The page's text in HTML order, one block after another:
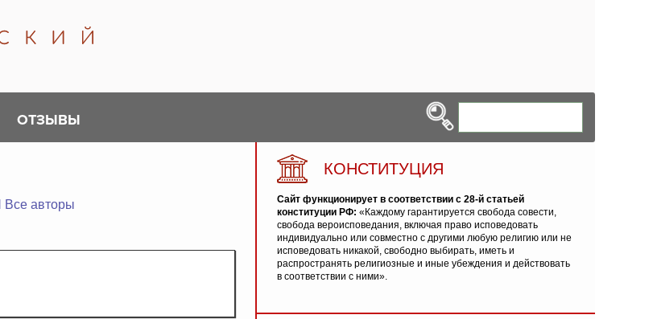
ОТЗЫВЫ
Все авторы
КОНСТИТУЦИЯ
Сайт функционирует в соответствии с 28-й статьей
конституции РФ: «Каждому гарантируется свобода совести,
свобода вероисповедания, включая право исповедовать
индивидуально или совместно с другими любую религию или не
исповедовать никакой, свободно выбирать, иметь и
распространять религиозные и иные убеждения и действовать
в соответствии с ними».